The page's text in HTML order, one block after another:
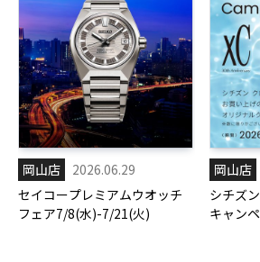
岡山店
2026.06.29
セイコープレミアムウオッチ
フェア7/8(水)-7/21(火)
岡山店
シチズ
キャン